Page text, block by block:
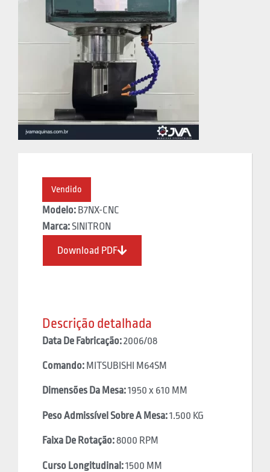
Vendido
Modelo: B7NX-CNC
Marca:SINITRON
Download PDF
Descrição detalhada
Data De Fabricação:2006/08
Comando: MITSUBISHI M64SM
Dimensões Da Mesa:1950 x 610 MM
Peso Admissível Sobre A Mesa:1.500 KG
Faixa De Rotação:8000 RPM
Curso Longitudinal:1500 MM